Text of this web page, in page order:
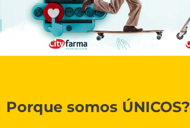
Porque somos ÚNICOS?